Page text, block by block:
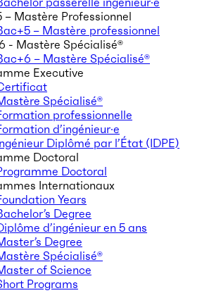
– Mastère Professionnel
– Mastère professionnel
- Mastère Spécialisé®
– Mastère Spécialisé®
Executive
Spécialisé®
professionnelle
d’ingénieur·e
Diplômé par l’État (IDPE)
Doctoral
Doctoral
Internationaux
Years
Degree
d’ingénieur en 5 ans
Degree
Spécialisé®
of Science
Programs